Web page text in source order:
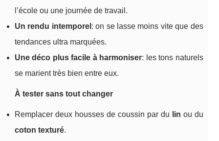
l’école ou une journée de travail.
Un rendu intemporel : on se lasse moins vite que des
tendances ultra marquées.
Une déco plus facile à harmoniser: les tons naturels
se marient très bien entre eux.
À tester sans tout changer
Remplacer deux housses de coussin par du lin ou du
coton texturé.